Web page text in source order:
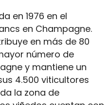
en 1976 en el
en Champagne.
en más de 80
número de
y mantiene un
4.500 viticultores
la zona de